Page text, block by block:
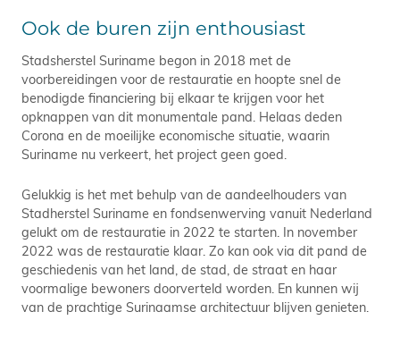
Ook de buren zijn enthousiast
Stadsherstel Suriname begon in 2018 met de
voorbereidingen voor de restauratie en hoopte snel de
benodigde financiering bij elkaar te krijgen voor het
opknappen van dit monumentale pand. Helaas deden
Corona en de moeilijke economische situatie, waarin
Suriname nu verkeert, het project geen goed.
Gelukkig is het met behulp van de aandeelhouders van
Stadherstel Suriname en fondsenwerving vanuit Nederland
gelukt om de restauratie in 2022 te starten. In november
2022 was de restauratie klaar. Zo kan ook via dit pand de
geschiedenis van het land, de stad, de straat en haar
voormalige bewoners doorverteld worden. En kunnen wij
van de prachtige Surinaamse architectuur blijven genieten.